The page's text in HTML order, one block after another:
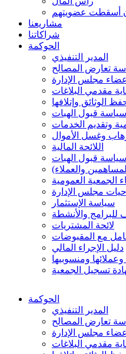
أسقطت عضويتهم
مشاريعنا
شراكاتنا
الحوكمة
المدير التنفيذي
تعارض المصالح
مجلس الإدارة
مقدمي البلاغات
الوثائق وإتلافها
سياسة قبول الهبات
وتقديم الخدمات
وغسل الأموال
اللائحة المالية
سياسة قبول الهبات
والعملاء)
الجمعية العمومية
مجلس الإدارة
سياسة الإستثمار
والأنشطة
لائحة المشتريات
مع المقبوضات
دليل الإجراء المالي
ومنسوبيها
تسجيل الجمعية
الحوكمة
المدير التنفيذي
تعارض المصالح
مجلس الإدارة
مقدمي البلاغات